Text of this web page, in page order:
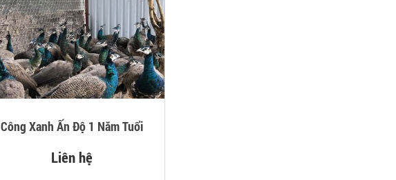
Công Xanh Ấn Độ 1 Năm Tuổi
Liên hệ